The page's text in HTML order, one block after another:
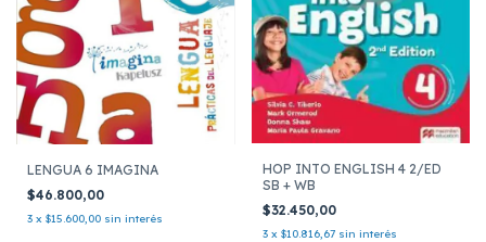
LENGUA 6 IMAGINA
$46.800,00
3 x $15.600,00 sin interés
HOP INTO ENGLISH 4 2/ED
SB + WB
$32.450,00
3 x $10.816,67 sin interés